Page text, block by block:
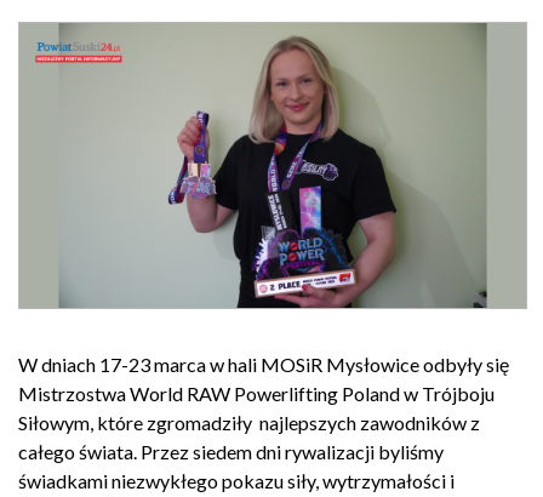
W dniach 17-23 marca w hali MOSiR Mysłowice odbyły się
Mistrzostwa World RAW Powerlifting Poland w Trójboju
Siłowym, które zgromadziły najlepszych zawodników z
całego świata. Przez siedem dni rywalizacji byliśmy
świadkami niezwykłego pokazu siły, wytrzymałości i